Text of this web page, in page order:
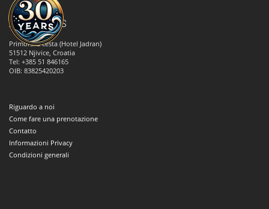
ANNA TOURS
Primorska cesta (Hotel Jadran)
51512 Njivice, Croatia
Tel: +385 51 846165
OIB: 83825420203
Riguardo a noi
Come fare una prenotazione
Contatto
Informazioni Privacy
Condizioni generali